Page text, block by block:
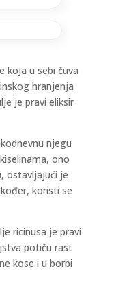
koja u sebi čuva
hranjenja
je pravi eliksir
njegu
ono
ostavljajući je
koristi se
ricinusa je pravi
potiču rast
kose i u borbi